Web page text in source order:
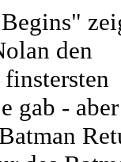
den
gab - aber